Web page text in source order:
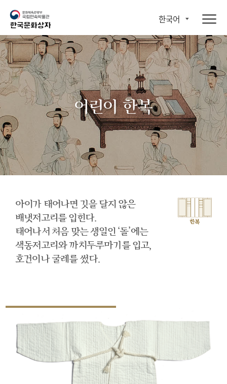
한국어
어린이 한복
아이가 태어나면 깃을 달지 않은
배냇저고리를 입힌다.
태어나서 처음 맞는 생일인 ‘돌’에는
색동저고리와 까치두루마기를 입고,
호건이나 굴레를 썼다.
한복